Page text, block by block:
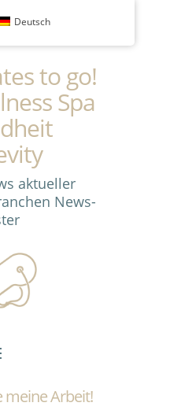
to go!
Spa
aktueller
News-
meine Arbeit!
Deutsch